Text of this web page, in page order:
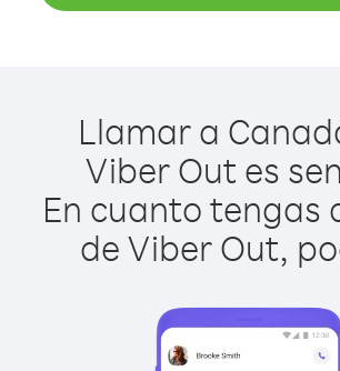
Llamar a
Viber Out es
En cuanto tengas
de Viber Out,